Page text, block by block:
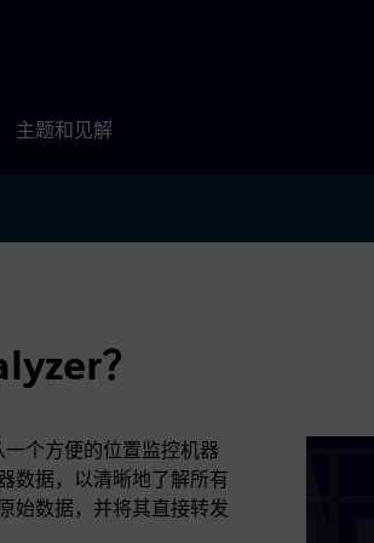
主题和见解
？
个方便的位置监控机器
数据，以清晰地了解所有
始数据，并将其直接转发